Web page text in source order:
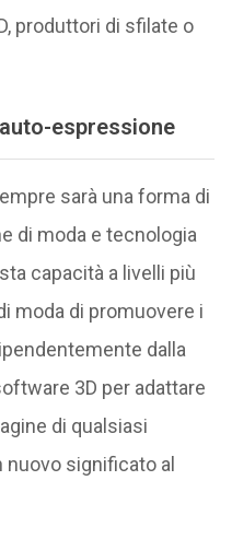
produttori di sfilate o
espressione
sarà una forma di
di moda e tecnologia
capacità a livelli più
moda di promuovere i
dalla
3D per adattare
di qualsiasi
significato al